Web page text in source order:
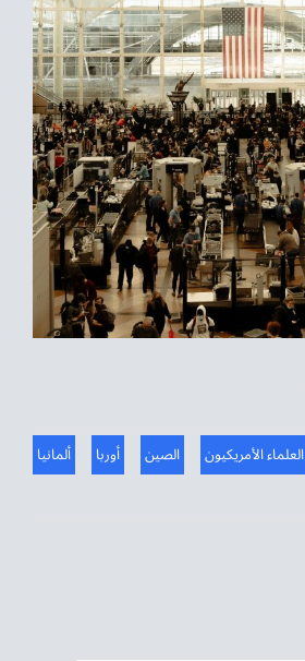
تواصل معنا
ألمانيا أوربا الصين العلماء الأمريكيون